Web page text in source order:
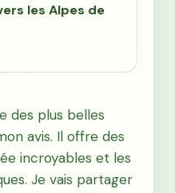
les Alpes de
des plus belles
avis. Il offre des
incroyables et les
Je vais partager